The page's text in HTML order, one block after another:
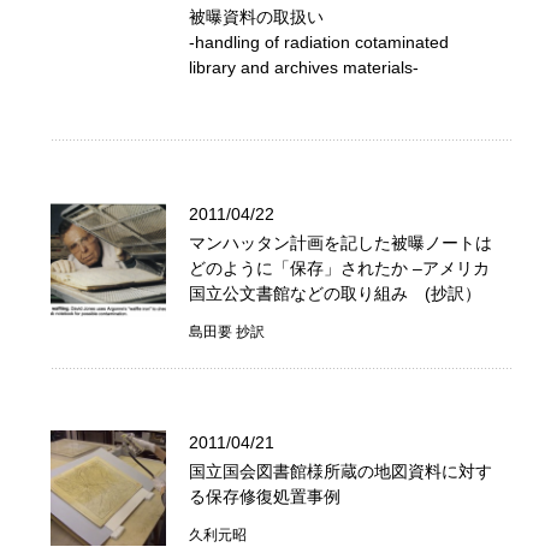
被曝資料の取扱い
-handling of radiation cotaminated
library and archives materials-
2011/04/22
マンハッタン計画を記した被曝ノートは
どのように「保存」されたか –アメリカ
国立公文書館などの取り組み (抄訳）
島田要 抄訳
2011/04/21
国立国会図書館様所蔵の地図資料に対す
る保存修復処置事例
久利元昭